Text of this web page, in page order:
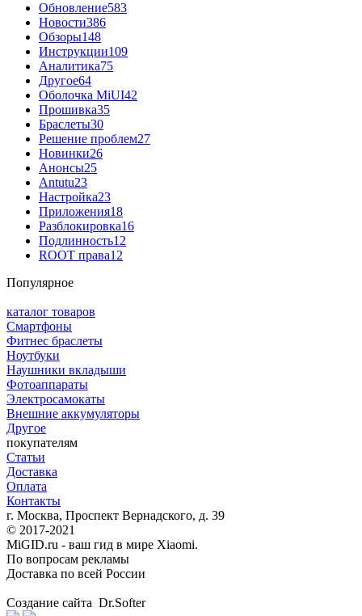
Обновление583
Новости386
Обзоры148
Инструкции109
Аналитика75
Другое64
Оболочка MiUI42
Прошивка35
Браслеты30
Решение проблем27
Новинки26
Анонсы25
Antutu23
Настройка23
Приложения18
Разблокировка16
Подлинность12
ROOT права12
Популярное
каталог товаров
Смартфоны
Фитнес браслеты
Ноутбуки
Наушники вкладыши
Фотоаппараты
Электросамокаты
Внешние аккумуляторы
Другое
покупателям
Статьи
Доставка
Оплата
Контакты
г. Москва, Проспект Вернадского, д. 39
© 2017-2021
MiGID.ru - ваш гид в мире Xiaomi.
По вопросам рекламы
Доставка по всей России
Создание сайта Dr.Softer